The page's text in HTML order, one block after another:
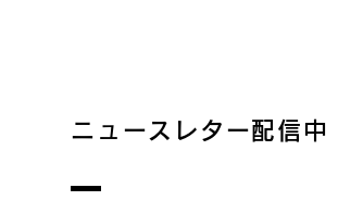
ニュースレター配信中